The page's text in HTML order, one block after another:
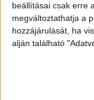
beállításai csak erre
megváltoztathatja a
hozzájárulását, ha
alján található